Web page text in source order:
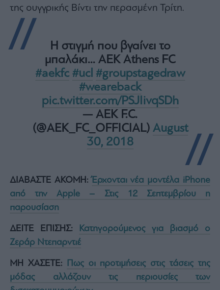
For
Two
Μετοχές
Crypto
Χρηματιστηριακές
Ανακοινώσεις
Creative
Content
Branded
Content
Reports
της ουγγρικής Βίντι την περασμένη Τρίτη.
Η στιγμή που βγαίνει το
μπαλάκι… AEK Athens FC
#aekfc #ucl #groupstagedraw
#weareback
pic.twitter.com/PSJIivqSDh
— AEK F.C.
(@AEK_FC_OFFICIAL) August
30, 2018
ΔΙΑΒΑΣΤΕ ΑΚΟΜΗ:Έρχονται νέα μοντέλα iPhone
από την Apple – Στις 12 Σεπτεμβρίου η
παρουσίαση
ΔΕΙΤΕ ΕΠΙΣΗΣ:
Κατηγορούμενος για βιασμό ο
Ζεράρ Ντεπαρντιέ
ΜΗ ΧΑΣΕΤΕ:
Πως οι προτιμήσεις στις τάσεις της
μόδας αλλάζουν τις περιουσίες των